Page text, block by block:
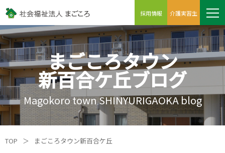
採用情報 介護実習生
まごころタウン
新百合ケ丘ブログ
Magokoro town SHINYURIGAOKA blog
TOP ＞
まごころタウン新百合ケ丘